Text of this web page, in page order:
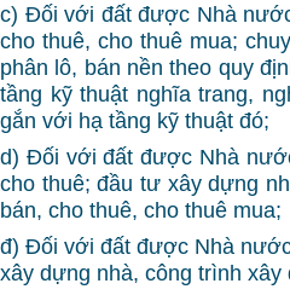
c) Đối với đất được Nhà
cho thuê, cho thuê mua;
phân lô, bán nền theo quy
tầng kỹ thuật nghĩa trang,
gắn với hạ tầng kỹ thuật đó;
d) Đối với đất được Nhà
cho thuê; đầu tư xây dựng
bán, cho thuê, cho thuê mua;
đ) Đối với đất được Nhà
xây dựng nhà, công trình